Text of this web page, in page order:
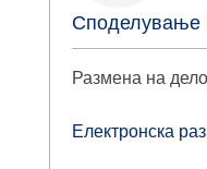
Споделување
Размена на
Електронска